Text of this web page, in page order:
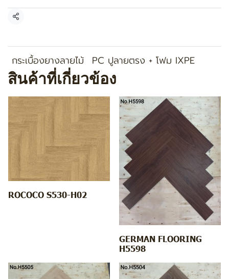
แชร์
กระเบื้องยางลายไม้ PC ปูลายตรง + โฟม IXPE
สินค้าที่เกี่ยวข้อง
ROCOCO S530-H02
GERMAN FLOORING
H5598